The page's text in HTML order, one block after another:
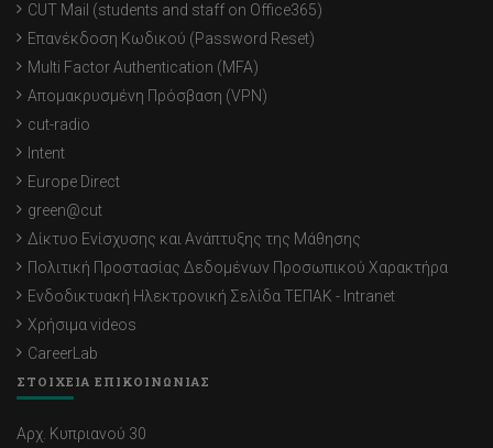
CUT Mail (students and staff on Office365)
Επανέκδοση Κωδικού (Password Reset)
Multi Factor Authentication (MFA)
Απομακρυσμένη Πρόσβαση (VPN)
cut-radio
Intent
Europe Direct
green@cut
Δίκτυο Ενίσχυσης και Ανάπτυξης της Μάθησης
Πολιτική Προστασίας Δεδομένων Προσωπικού Χαρακτήρα
Ενδοδικτυακή Ηλεκτρονική Σελίδα ΤΕΠΑΚ - Intranet
Χρήσιμα videos
CareerLab
ΣΤΟΙΧΕΙΑ ΕΠΙΚΟΙΝΩΝΙΑΣ
Αρχ. Κυπριανού 30